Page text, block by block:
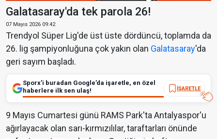
Galatasaray'da tek parola 26!
07 Mayıs 2026 09:42
Trendyol Süper Lig'de üst üste dördüncü, toplamda da
26. lig şampiyonluğuna çok yakın olan Galatasaray'da
geri sayım başladı.
Sporx’i buradan Google’da işaretle, en özel
haberlere ilk sen ulaş!
İŞARETLE
9 Mayıs Cumartesi günü RAMS Park'ta Antalyaspor'u
ağırlayacak olan sarı-kırmızılılar, taraftarları önünde